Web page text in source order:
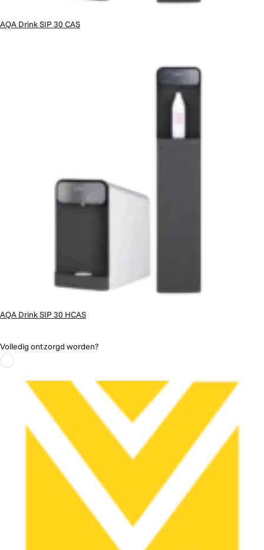
AQA Drink SIP 30 CAS
AQA Drink SIP 30 HCAS
Volledig ontzorgd worden?